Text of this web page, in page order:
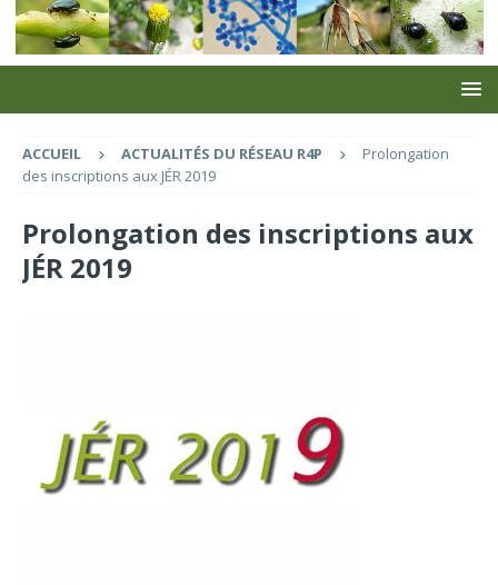
ACCUEIL ACTUALITÉS DU RÉSEAU R4P
Prolongation
des inscriptions aux JÉR 2019
Prolongation des inscriptions aux
JÉR 2019